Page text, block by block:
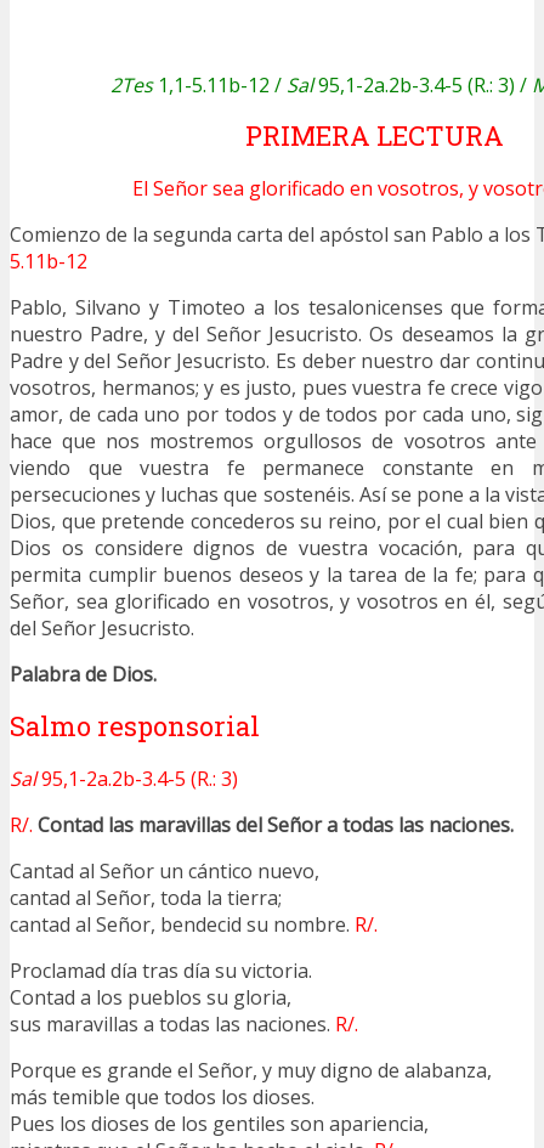
2Tes1,1-5.11b-12 / Sal95,1-2a.2b-3.4-5 (R.: 3) /
PRIMERA LECTURA
El Señor sea glorificado en vosotros, y
Comienzo de la segunda carta del apóstol san Pablo a
5.11b-12
Pablo, Silvano y Timoteo a los tesalonicenses que
nuestro Padre, y del Señor Jesucristo. Os deseamos la
Padre y del Señor Jesucristo. Es deber nuestro dar
vosotros, hermanos; y es justo, pues vuestra fe crece
amor, de cada uno por todos y de todos por cada uno,
hace que nos mostremos orgullosos de vosotros
viendo que vuestra fe permanece constante en
persecuciones y luchas que sostenéis. Así se pone a la
Dios, que pretende concederos su reino, por el cual bien
Dios os considere dignos de vuestra vocación, para
permita cumplir buenos deseos y la tarea de la fe; para
Señor, sea glorificado en vosotros, y vosotros en él,
del Señor Jesucristo.
Palabra de Dios.
Salmo responsorial
Sal95,1-2a.2b-3.4-5 (R.: 3)
R/. Contad las maravillas del Señor a todas las naciones.
Cantad al Señor un cántico nuevo,
cantad al Señor, toda la tierra;
cantad al Señor, bendecid su nombre. R/.
Proclamad día tras día su victoria.
Contad a los pueblos su gloria,
sus maravillas a todas las naciones. R/.
Porque es grande el Señor, y muy digno de alabanza,
más temible que todos los dioses.
Pues los dioses de los gentiles son apariencia,